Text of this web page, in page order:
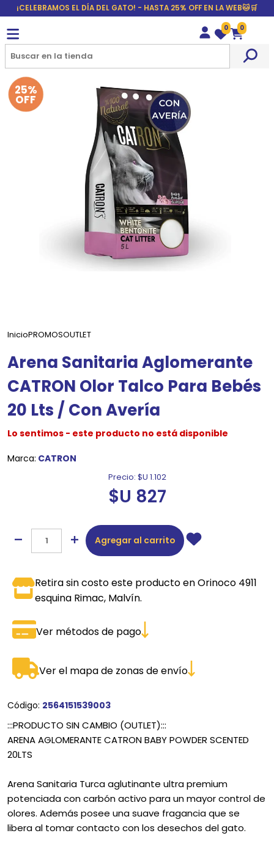
¡CELEBRAMOS EL DÍA DEL GATO! - HASTA 25% OFF EN LA WEB🐱🛒
Wishlist
0
Carrito
0
25%
OFF
InicioPROMOSOUTLET
Arena Sanitaria Aglomerante
CATRON Olor Talco Para Bebés
20 Lts / Con Avería
Lo sentimos - este producto no está disponible
Marca: CATRON
Precio: $U 1.102
$U 827
Agregar al carrito
Retira sin costo este producto en Orinoco 4911
esquina Rimac, Malvín.
Ver métodos de pago
Ver el mapa de zonas de envío
Código: 2564151539003
:::PRODUCTO SIN CAMBIO (OUTLET):::
ARENA AGLOMERANTE CATRON BABY POWDER SCENTED
20LTS
Arena Sanitaria Turca aglutinante ultra premium
potenciada con carbón activo para un mayor control de
olores. Además posee una suave fragancia que se
libera al tomar contacto con los desechos del gato.